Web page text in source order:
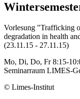
Vorlesung "Trafficking
degradation in health
(23.11.15 - 27.11.15)
Mo, Di, Do, Fr 8:15-
Seminarraum LIMES-
© Limes-Institut